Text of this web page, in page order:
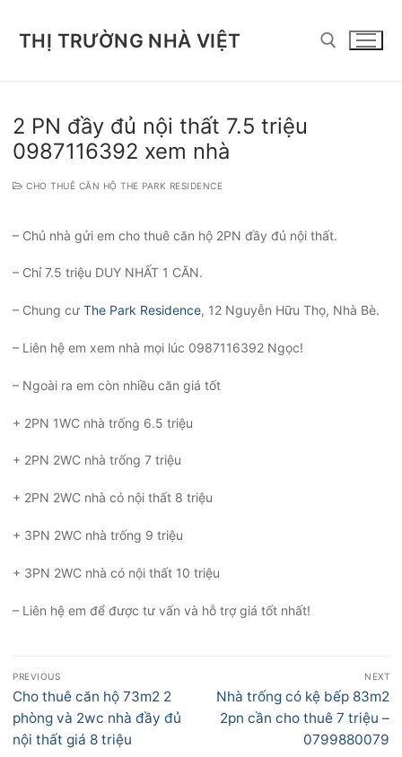
THỊ TRƯỜNG NHÀ VIỆT
2 PN đầy đủ nội thất 7.5 triệu
0987116392 xem nhà
CHO THUÊ CĂN HỘ THE PARK RESIDENCE
– Chủ nhà gửi em cho thuê căn hộ 2PN đầy đủ nội thất.
– Chỉ 7.5 triệu DUY NHẤT 1 CĂN.
– Chung cư The Park Residence, 12 Nguyễn Hữu Thọ, Nhà Bè.
– Liên hệ em xem nhà mọi lúc 0987116392 Ngọc!
– Ngoài ra em còn nhiều căn giá tốt
+ 2PN 1WC nhà trống 6.5 triệu
+ 2PN 2WC nhà trống 7 triệu
+ 2PN 2WC nhà có nội thất 8 triệu
+ 3PN 2WC nhà trống 9 triệu
+ 3PN 2WC nhà có nội thất 10 triệu
– Liên hệ em để được tư vấn và hỗ trợ giá tốt nhất!
Điều
hướng
bài
viết
PREVIOUS
Previous
post:
Cho thuê căn hộ 73m2 2
phòng và 2wc nhà đầy đủ
nội thất giá 8 triệu
NEXT
Next
post:
Nhà trống có kệ bếp 83m2
2pn cần cho thuê 7 triệu –
0799880079